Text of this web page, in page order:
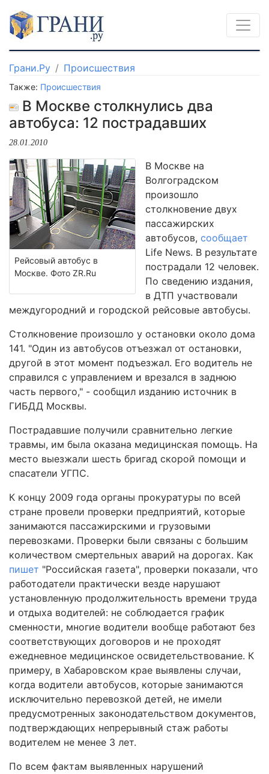
Грани.Ру Происшествия
Также: Происшествия
В Москве столкнулись два
автобуса: 12 пострадавших
28.01.2010
Рейсовый автобус в
Москве. Фото ZR.Ru
В Москве на
Волгоградском
произошло
столкновение двух
пассажирских
автобусов, сообщает
Life News. В результате
пострадали 12 человек.
По сведению издания,
в ДТП участвовали
междугородний и городской рейсовые автобусы.
Столкновение произошло у остановки около дома
141. "Один из автобусов отъезжал от остановки,
другой в этот момент подъезжал. Его водитель не
справился с управлением и врезался в заднюю
часть первого," - сообщил изданию источник в
ГИБДД Москвы.
Пострадавшие получили сравнительно легкие
травмы, им была оказана медицинская помощь. На
место выезжали шесть бригад скорой помощи и
спасатели УГПС.
К концу 2009 года органы прокуратуры по всей
стране провели проверки предприятий, которые
занимаются пассажирскими и грузовыми
перевозками. Проверки были связаны с большим
количеством смертельных аварий на дорогах. Как
пишет "Российская газета", проверки показали, что
работодатели практически везде нарушают
установленную продолжительность времени труда
и отдыха водителей: не соблюдается график
сменности, многие водители вообще работают без
соответствующих договоров и не проходят
ежедневное медицинское освидетельствование. К
примеру, в Хабаровском крае выявлены случаи,
когда водители автобусов, которые занимаются
исключительно перевозкой детей, не имели
предусмотренных законодательством документов,
подтверждающих непрерывный стаж работы
водителем не менее 3 лет.
По всем фактам выявленных нарушений